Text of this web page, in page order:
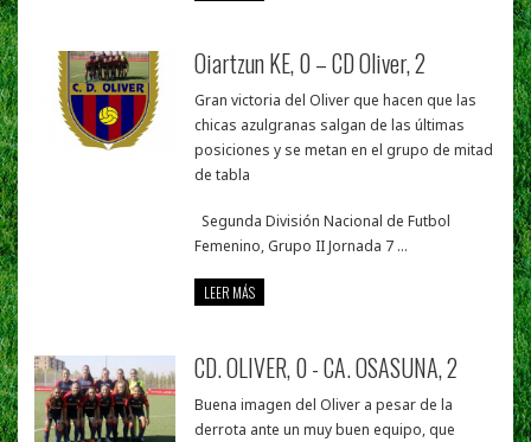
Oiartzun KE, 0 – CD Oliver, 2
Gran victoria del Oliver que hacen que las
chicas azulgranas salgan de las últimas
posiciones y se metan en el grupo de mitad
de tabla
Segunda División Nacional de Futbol
Femenino, Grupo II Jornada 7 ...
LEER MÁS
CD. OLIVER, 0 - CA. OSASUNA, 2
Buena imagen del Oliver a pesar de la
derrota ante un muy buen equipo, que